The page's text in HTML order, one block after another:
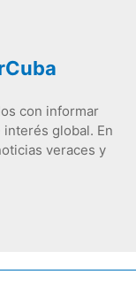
con informar
interés global. En
veraces y